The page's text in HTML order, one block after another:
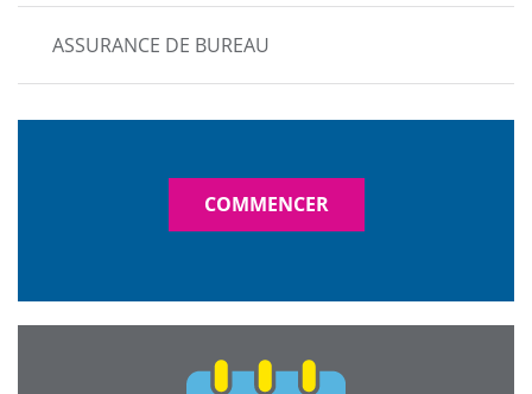
ASSURANCE DE BUREAU
COMMENCER